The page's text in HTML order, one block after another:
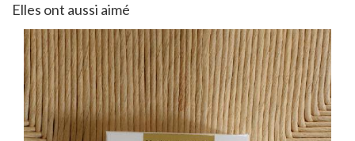
Elles ont aussi aimé